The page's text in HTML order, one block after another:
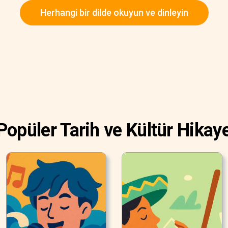
Herhangi bir dilde okuyun ve dinleyin
Tarih ve Kültür